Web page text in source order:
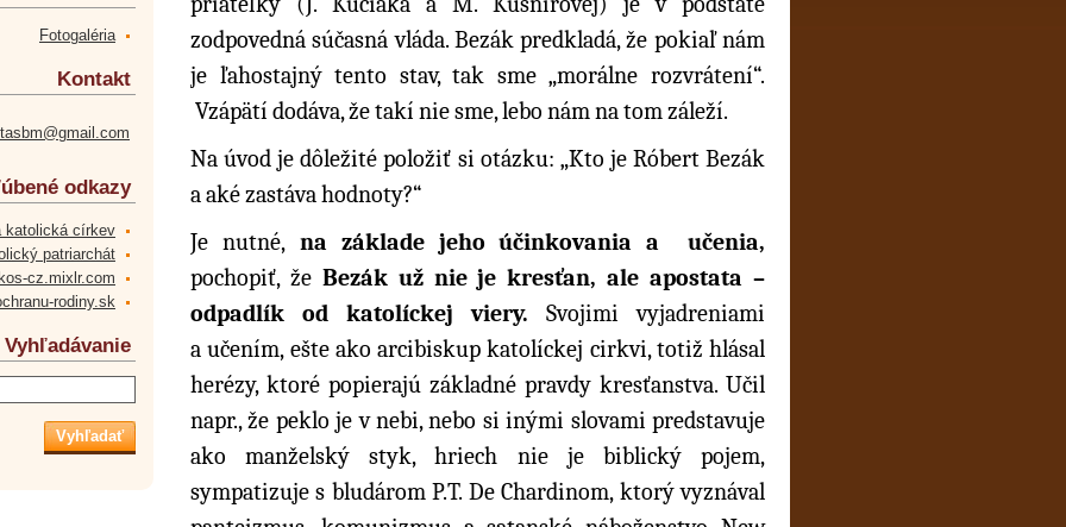
zodpovedná súčasná vláda. Bezák predkladá, že pokiaľ nám
je ľahostajný tento stav, tak sme „morálne rozvrátení“.
Vzápätí dodáva, že takí nie sme, lebo nám na tom záleží.
Na úvod je dôležité položiť si otázku: „Kto je Róbert Bezák
a aké zastáva hodnoty?“
Je nutné,na základe jeho účinkovania a učenia,
pochopiť, žeBezák už nie je kresťan, ale apostata –
odpadlík od katolíckej viery. Svojimi vyjadreniami
a učením, ešte ako arcibiskup katolíckej cirkvi, totiž hlásal
herézy, ktoré popierajú základné pravdy kresťanstva. Učil
napr., že peklo je v nebi, nebo si inými slovami predstavuje
ako manželský styk, hriech nie je biblický pojem,
sympatizuje s bludárom P.T. De Chardinom, ktorý vyznával
Fotogaléria
Kontakt
odkazy
katolická církev
patriarchát
cz.mixlr.com
rodiny.sk
Vyhľadávanie